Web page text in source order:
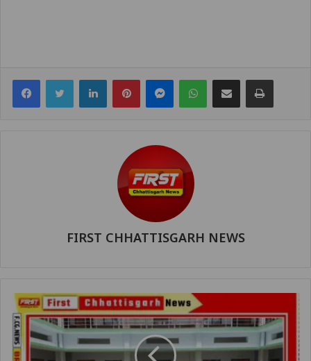
FacebookTwitter LinkedInPinterestMessengerWhatsAppShare via Email Print
FIRST CHHATTISGARH NEWS